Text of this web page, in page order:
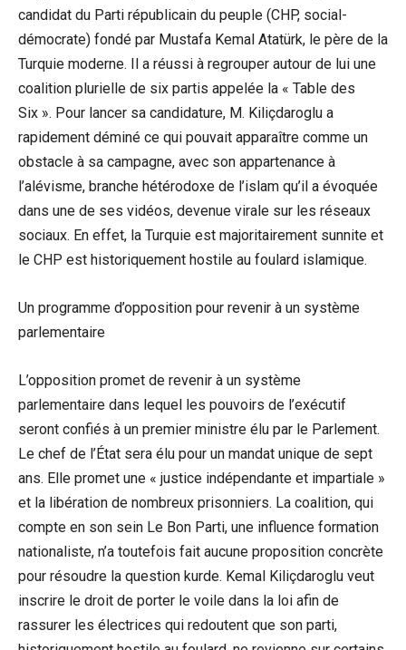
candidat du Parti républicain du peuple (CHP, social-
démocrate) fondé par Mustafa Kemal Atatürk, le père de la
Turquie moderne. Il a réussi à regrouper autour de lui une
coalition plurielle de six partis appelée la « Table des
Six ». Pour lancer sa candidature, M. Kiliçdaroglu a
rapidement déminé ce qui pouvait apparaître comme un
obstacle à sa campagne, avec son appartenance à
l’alévisme, branche hétérodoxe de l’islam qu’il a évoquée
dans une de ses vidéos, devenue virale sur les réseaux
sociaux. En effet, la Turquie est majoritairement sunnite et
le CHP est historiquement hostile au foulard islamique.
Un programme d’opposition pour revenir à un système
parlementaire
L’opposition promet de revenir à un système
parlementaire dans lequel les pouvoirs de l’exécutif
seront confiés à un premier ministre élu par le Parlement.
Le chef de l’État sera élu pour un mandat unique de sept
ans. Elle promet une « justice indépendante et impartiale »
et la libération de nombreux prisonniers. La coalition, qui
compte en son sein Le Bon Parti, une influence formation
nationaliste, n’a toutefois fait aucune proposition concrète
pour résoudre la question kurde. Kemal Kiliçdaroglu veut
inscrire le droit de porter le voile dans la loi afin de
rassurer les électrices qui redoutent que son parti,